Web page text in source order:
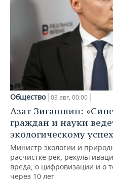
Общество 03 авг, 00:00
Азат Зиганшин:
граждан и науки
экологическому
Министр экологии и
расчистке рек,
вреда, о цифровизации и о
через 10 лет